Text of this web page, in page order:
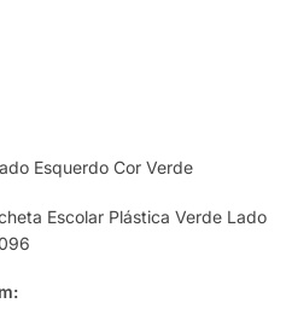
Esquerdo Cor Verde
Escolar Plástica Verde Lado